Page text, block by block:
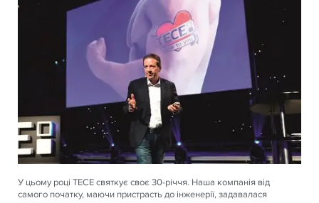
У цьому році ТЕСЕ святкує своє 30-річчя. Наша компанія від
самого початку, маючи пристрасть до інженерії, задавалася